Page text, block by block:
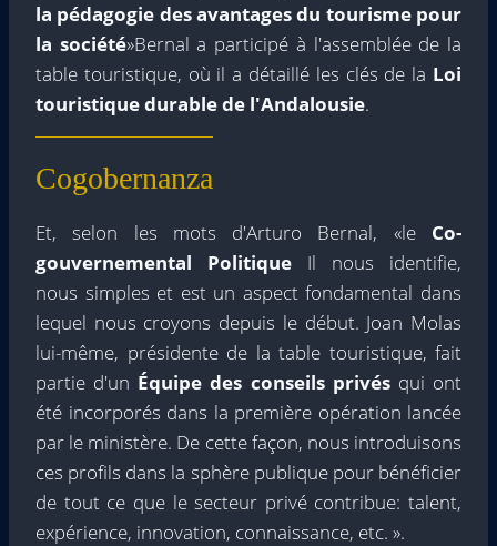
la pédagogie des avantages du tourisme pour
la société»Bernal a participé à l'assemblée de la
table touristique, où il a détaillé les clés de la Loi
touristique durable de l'Andalousie.
Cogobernanza
Et, selon les mots d'Arturo Bernal, «le Co-
gouvernemental Politique Il nous identifie,
nous simples et est un aspect fondamental dans
lequel nous croyons depuis le début. Joan Molas
lui-même, présidente de la table touristique, fait
partie d'un Équipe des conseils privésqui ont
été incorporés dans la première opération lancée
par le ministère. De cette façon, nous introduisons
ces profils dans la sphère publique pour bénéficier
de tout ce que le secteur privé contribue: talent,
expérience, innovation, connaissance, etc. ».